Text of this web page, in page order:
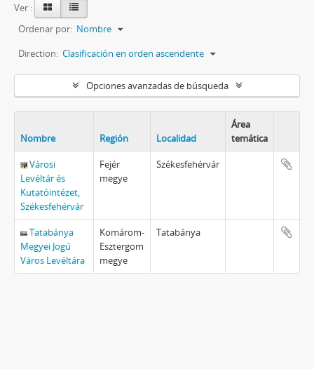
Ver :
Ordenar por: Nombre
Direction: Clasificación en orden ascendente
Opciones avanzadas de búsqueda
Nombre Región Localidad
Área
temática
Városi
Levéltár és
Kutatóintézet,
Székesfehérvár
Fejér
megye
Székesfehérvár
Tatabánya
Megyei Jogú
Város Levéltára
Komárom-
Esztergom
megye
Tatabánya